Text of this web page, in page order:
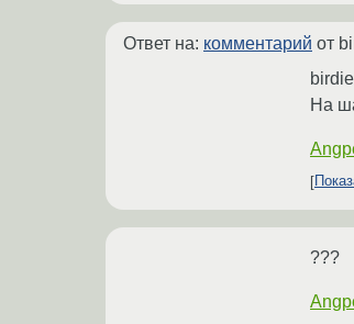
Ответ на: комментарий от
birdie
На
???